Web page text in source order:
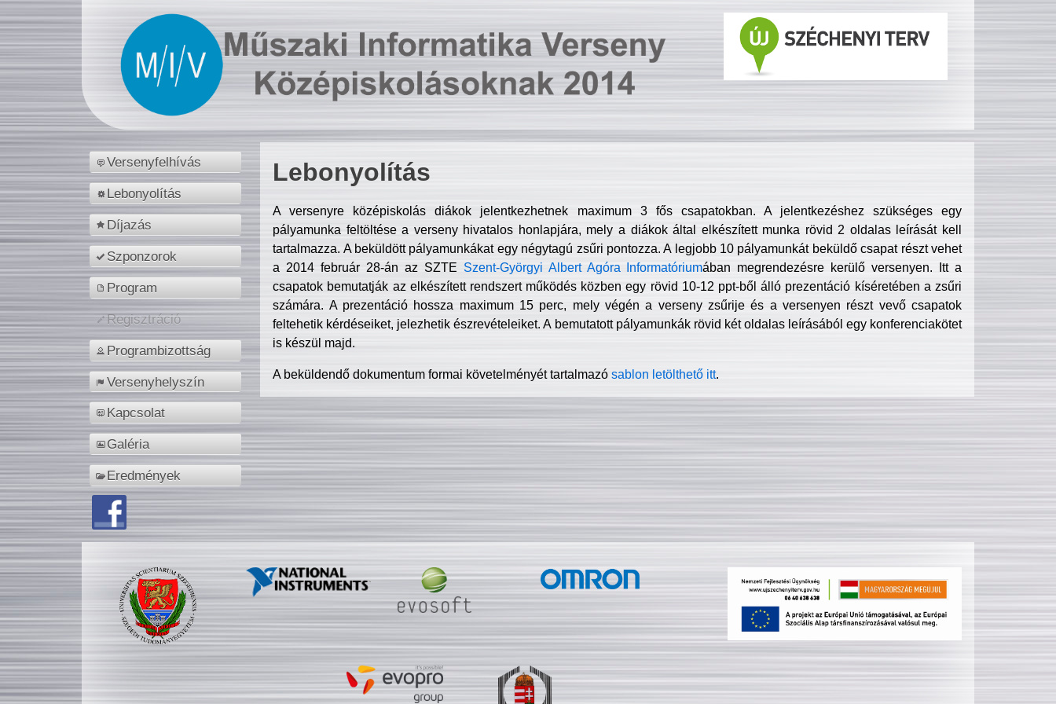
Versenyfelhívás
Lebonyolítás
Díjazás
Szponzorok
Program
Regisztráció
Programbizottság
Versenyhelyszín
Kapcsolat
Galéria
Eredmények
Lebonyolítás
A versenyre középiskolás diákok jelentkezhetnek maximum 3 fős csapatokban. A jelentkezéshez szükséges egy
pályamunka feltöltése a verseny hivatalos honlapjára, mely a diákok által elkészített munka rövid 2 oldalas leírását kell
tartalmazza. A beküldött pályamunkákat egy négytagú zsűri pontozza. A legjobb 10 pályamunkát beküldő csapat részt vehet
a 2014 február 28-án az SZTE Szent-Györgyi Albert Agóra Informatóriumában megrendezésre kerülő versenyen. Itt a
csapatok bemutatják az elkészített rendszert működés közben egy rövid 10-12 ppt-ből álló prezentáció kíséretében a zsűri
számára. A prezentáció hossza maximum 15 perc, mely végén a verseny zsűrije és a versenyen részt vevő csapatok
feltehetik kérdéseiket, jelezhetik észrevételeiket. A bemutatott pályamunkák rövid két oldalas leírásából egy konferenciakötet
is készül majd.
A beküldendő dokumentum formai követelményét tartalmazósablon letölthető itt.